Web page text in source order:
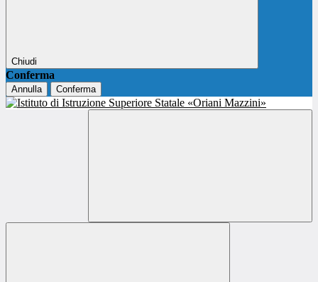
Chiudi
Conferma
Annulla Conferma